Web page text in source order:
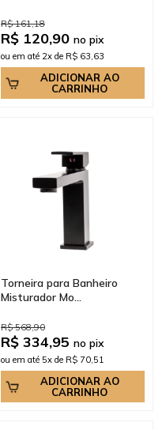
R$ 161,18
R$ 120,90 no pix
ou em até 2x de R$ 63,63
ADICIONAR AO
CARRINHO
Torneira para Banheiro
Misturador Mo...
R$ 568,90
R$ 334,95 no pix
ou em até 5x de R$ 70,51
ADICIONAR AO
CARRINHO